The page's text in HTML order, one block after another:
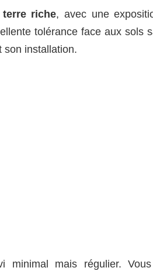
terre riche, avec une
tolérance face aux sols
son installation.
minimal mais régulier.